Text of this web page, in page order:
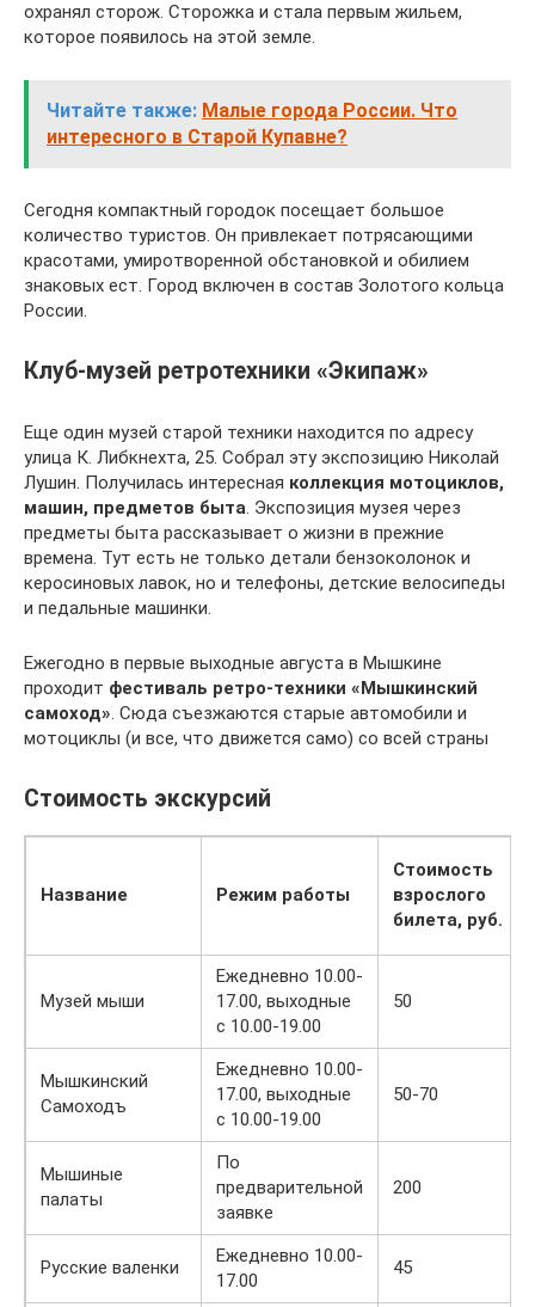
охранял сторож. Сторожка и стала первым жильем,
которое появилось на этой земле.
Читайте также: Малые города России. Что
интересного в Старой Купавне?
Сегодня компактный городок посещает большое
количество туристов. Он привлекает потрясающими
красотами, умиротворенной обстановкой и обилием
знаковых ест. Город включен в состав Золотого кольца
России.
Клуб-музей ретротехники «Экипаж»
Еще один музей старой техники находится по адресу
улица К. Либкнехта, 25. Собрал эту экспозицию Николай
Лушин. Получилась интересная коллекция мотоциклов,
машин, предметов быта. Экспозиция музея через
предметы быта рассказывает о жизни в прежние
времена. Тут есть не только детали бензоколонок и
керосиновых лавок, но и телефоны, детские велосипеды
и педальные машинки.
Ежегодно в первые выходные августа в Мышкине
проходит фестиваль ретро-техники «Мышкинский
самоход». Сюда съезжаются старые автомобили и
мотоциклы (и все, что движется само) со всей страны
Стоимость экскурсий
Название Режим работы
Стоимость
взрослого
билета, руб.
Музей мыши
Ежедневно 10.00-
17.00, выходные
с 10.00-19.00
50
Мышкинский
Самоходъ
Ежедневно 10.00-
17.00, выходные
с 10.00-19.00
50-70
Мышиные
палаты
По
предварительной
заявке
200
Русские валенки
Ежедневно 10.00-
17.00
45